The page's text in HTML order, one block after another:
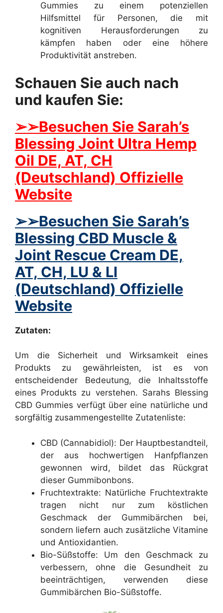
Gummies zu einem potenziellen
Hilfsmittel für Personen, die mit
kognitiven Herausforderungen zu
kämpfen haben oder eine höhere
Produktivität anstreben.
Schauen Sie auch nach
und kaufen Sie:
➢➢Besuchen Sie Sarah’s
Blessing Joint Ultra Hemp
Oil DE, AT, CH
(Deutschland) Offizielle
Website
➢➢Besuchen Sie Sarah’s
Blessing CBD Muscle &
Joint Rescue Cream DE,
AT, CH, LU & LI
(Deutschland) Offizielle
Website
Zutaten:
Um die Sicherheit und Wirksamkeit eines
Produkts zu gewährleisten, ist es von
entscheidender Bedeutung, die Inhaltsstoffe
eines Produkts zu verstehen. Sarahs Blessing
CBD Gummies verfügt über eine natürliche und
sorgfältig zusammengestellte Zutatenliste:
CBD (Cannabidiol): Der Hauptbestandteil,
der aus hochwertigen Hanfpflanzen
gewonnen wird, bildet das Rückgrat
dieser Gummibonbons.
Fruchtextrakte: Natürliche Fruchtextrakte
tragen nicht nur zum köstlichen
Geschmack der Gummibärchen bei,
sondern liefern auch zusätzliche Vitamine
und Antioxidantien.
Bio-Süßstoffe: Um den Geschmack zu
verbessern, ohne die Gesundheit zu
beeinträchtigen, verwenden diese
Gummibärchen Bio-Süßstoffe.